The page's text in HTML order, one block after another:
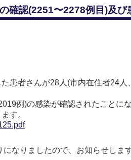
確認(2251〜2278例目)及び
患者さんが28人(市内在住者24
例)の感染が確認されたことにな
す。
なりましたので、お知らせしま